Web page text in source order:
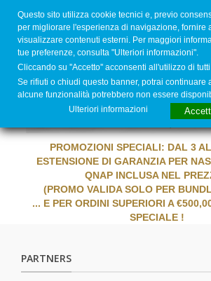
MENU
Dal 2008 leader in Italia per lo storage
PROMOZIONI SPECIALI: DAL 3
ESTENSIONE DI GARANZIA PER
QNAP INCLUSA NEL
(PROMO VALIDA SOLO PER
... E PER ORDINI SUPERIORI A
SPECIALE !
PARTNERS
Questo sito utilizza cookie tecnici e, previo
per migliorare l'esperienza di navigazione, fornire
visualizzare contenuti esterni. Per maggiori
tue preferenze, consulta "Ulteriori informazioni".
Cliccando su ''Accetto'' acconsenti all'utilizzo di
Se rifiuti o chiudi questo banner, potrai continuare
alcune funzionalità potrebbero non essere
Ulteriori informazioni